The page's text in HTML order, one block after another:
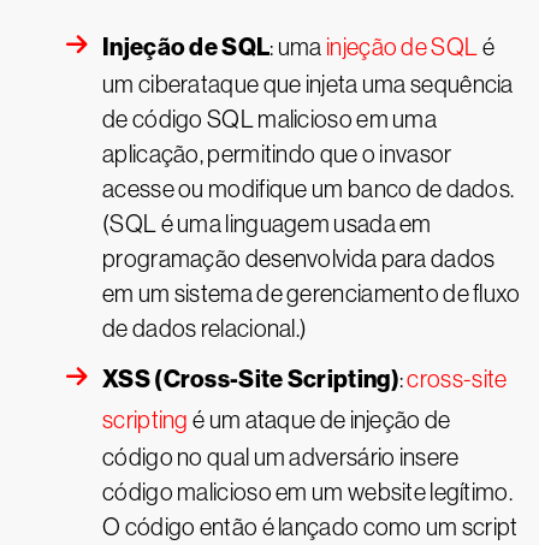
Injeção de SQL: uma injeção de SQL é
um ciberataque que injeta uma sequência
de código SQL malicioso em uma
aplicação, permitindo que o invasor
acesse ou modifique um banco de dados.
(SQL é uma linguagem usada em
programação desenvolvida para dados
em um sistema de gerenciamento de fluxo
de dados relacional.)
XSS (Cross-Site Scripting):cross-site
scripting é um ataque de injeção de
código no qual um adversário insere
código malicioso em um website legítimo.
O código então é lançado como um script